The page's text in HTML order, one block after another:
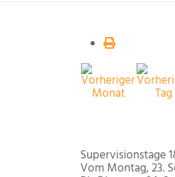
Supervisionstage
Vom Montag, 23.